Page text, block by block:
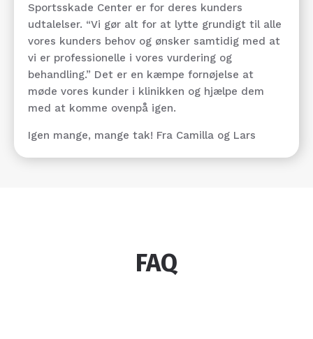
Sportsskade Center er for deres kunders
udtalelser. “Vi gør alt for at lytte grundigt til alle
vores kunders behov og ønsker samtidig med at
vi er professionelle i vores vurdering og
behandling.” Det er en kæmpe fornøjelse at
møde vores kunder i klinikken og hjælpe dem
med at komme ovenpå igen.
Igen mange, mange tak! Fra Camilla og Lars
FAQ